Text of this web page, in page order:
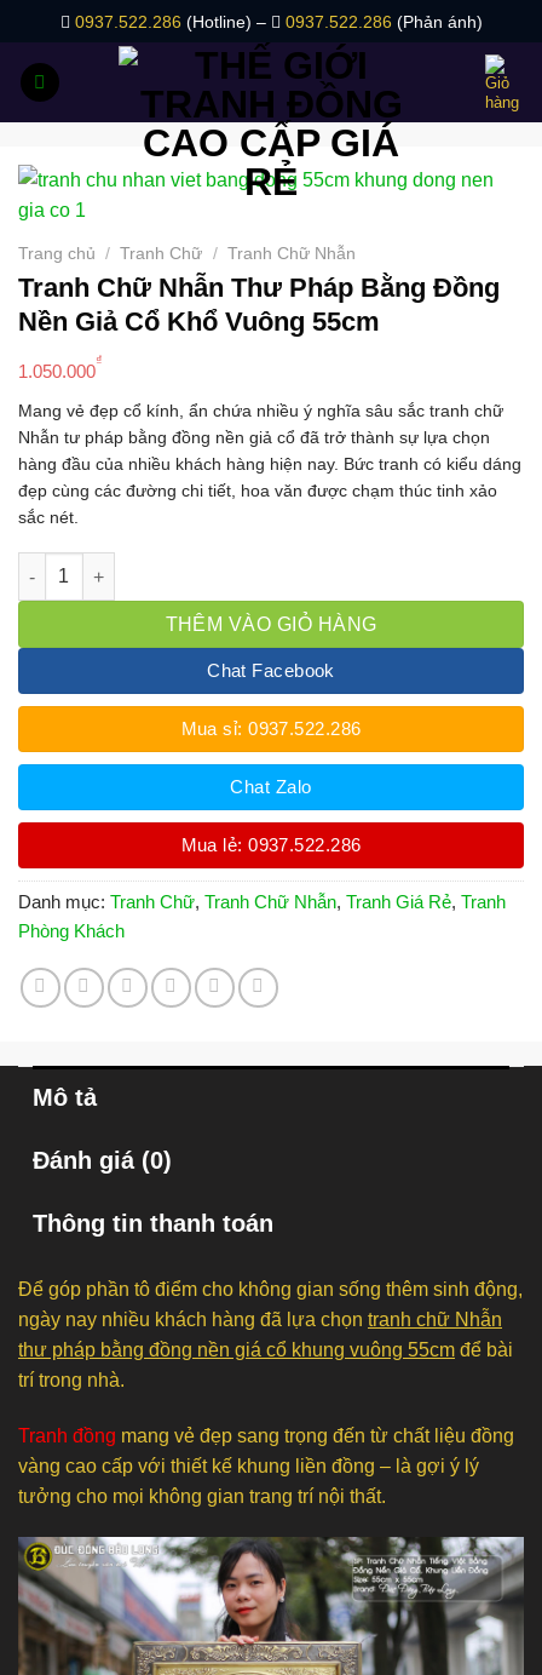
nội
dung
0937.522.286 (Hotline) – 0937.522.286 (Phản ánh)
Trang chủ / Tranh Chữ / Tranh Chữ Nhẫn
Tranh Chữ Nhẫn Thư Pháp Bằng Đồng
Nền Giả Cổ Khổ Vuông 55cm
1.050.000
₫
Mang vẻ đẹp cổ kính, ẩn chứa nhiều ý nghĩa sâu sắc tranh chữ
Nhẫn tư pháp bằng đồng nền giả cổ đã trở thành sự lựa chọn
hàng đầu của nhiều khách hàng hiện nay. Bức tranh có kiểu dáng
đẹp cùng các đường chi tiết, hoa văn được chạm thúc tinh xảo
sắc nét.
Tranh Chữ Nhẫn Thư Pháp Bằng Đồng Nền Giả Cổ Khổ
THÊM VÀO GIỎ HÀNG
Chat Facebook
Mua sỉ: 0937.522.286
Chat Zalo
Mua lẻ: 0937.522.286
Danh mục: Tranh Chữ, Tranh Chữ Nhẫn, Tranh Giá Rẻ, Tranh
Phòng Khách
Mô tả
Đánh giá (0)
Thông tin thanh toán
Để góp phần tô điểm cho không gian sống thêm sinh động,
ngày nay nhiều khách hàng đã lựa chọn tranh chữ Nhẫn
thư pháp bằng đồng nền giá cổ khung vuông 55cm để bài
trí trong nhà.
Tranh đồng mang vẻ đẹp sang trọng đến từ chất liệu đồng
vàng cao cấp với thiết kế khung liền đồng – là gợi ý lý
tưởng cho mọi không gian trang trí nội thất.